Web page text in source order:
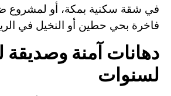
في شقة سكنية بمكة، أو لمشروع
فاخرة بحي حطين أو النخيل في
دهانات آمنة وصديقة
لسنوات